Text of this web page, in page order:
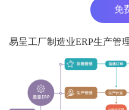
免
易呈工厂制造业ERP生产管